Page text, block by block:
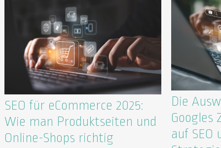
SEO für eCommerce 2025:
Wie man Produktseiten und
Online-Shops richtig
Die
Googles
auf SEO